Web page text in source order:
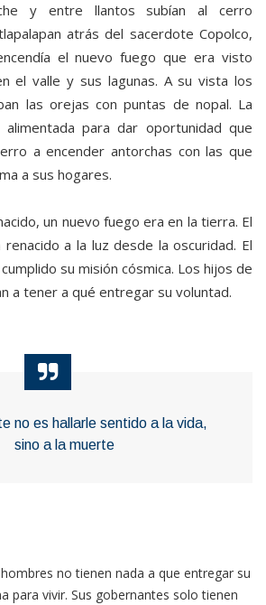
y entre llantos subían al cerro
atrás del sacerdote Copolco,
el nuevo fuego que era visto
el valle y sus lagunas. A su vista los
las orejas con puntas de nopal. La
para dar oportunidad que
a encender antorchas con las que
a sus hogares.
un nuevo fuego era en la tierra. El
a la luz desde la oscuridad. El
su misión cósmica. Los hijos de
a tener a qué entregar su voluntad.
no es hallarle sentido a la vida,
sino a la muerte
no tienen nada a que entregar su
para vivir. Sus gobernantes solo tienen